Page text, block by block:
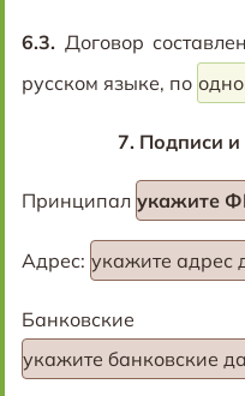
6.3. Договор
русском языке, по
7. Подписи и
Принципал укажите
Адрес: укажите адрес
укажите банковские